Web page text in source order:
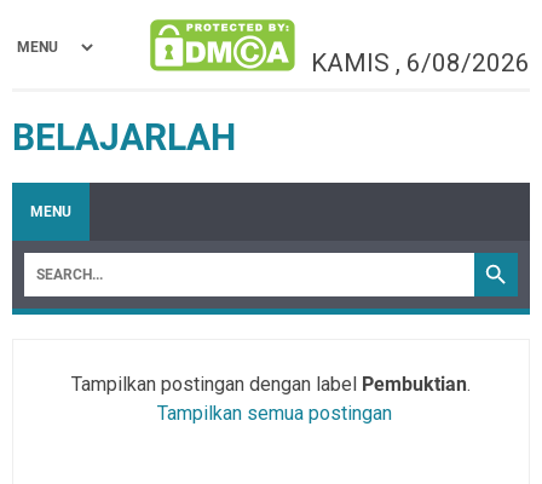
KAMIS , 6/08/2026
BELAJARLAH
MENU
Tampilkan postingan dengan label Pembuktian.
Tampilkan semua postingan